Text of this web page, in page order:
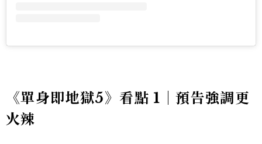
《單身即地獄5》看點 1｜預告強調更
火辣